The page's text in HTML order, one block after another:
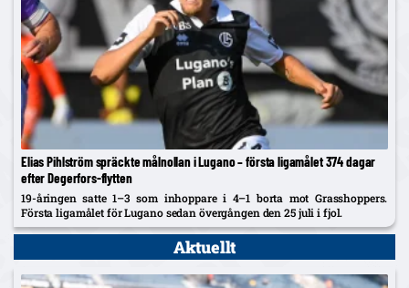
Elias Pihlström spräckte målnollan i Lugano – första ligamålet 374 dagar
efter Degerfors-flytten
19-åringen satte 1–3 som inhoppare i 4–1 borta mot Grasshoppers.
Första ligamålet för Lugano sedan övergången den 25 juli i fjol.
Aktuellt